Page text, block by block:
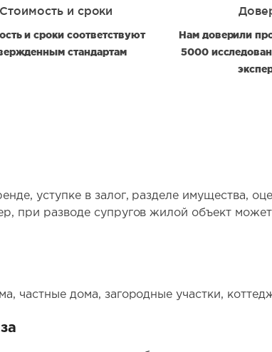
Стоимость и сроки
и сроки соответствуют
стандартам
Нам доверили
5000
уступке в залог, разделе имущества,
при разводе супругов жилой объект
частные дома, загородные участки,